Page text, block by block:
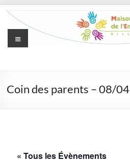
Aller
contenu
l'Enfance
Grandir
Menu
Coin des parents – 08/04
« Tous les Évènements